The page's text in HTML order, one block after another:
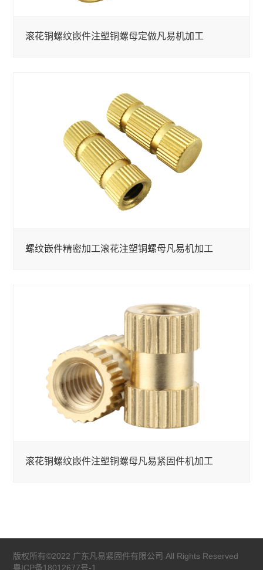
滚花铜螺纹嵌件注塑铜螺母定做凡易机加工
螺纹嵌件精密加工滚花注塑铜螺母凡易机加工
滚花铜螺纹嵌件注塑铜螺母凡易紧固件机加工
版权所有©2022 广东凡易紧固件有限公司 All Rights Reserved
粤ICP备18012677号-1